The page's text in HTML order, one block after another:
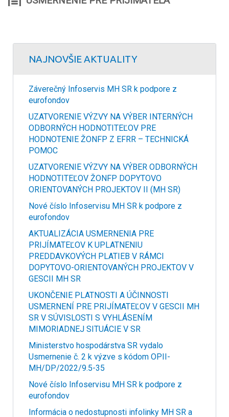
NAJNOVŠIE AKTUALITY
Záverečný Infoservis MH SR k podpore z
eurofondov
UZATVORENIE VÝZVY NA VÝBER INTERNÝCH
ODBORNÝCH HODNOTITEĽOV PRE
HODNOTENIE ŽONFP Z EFRR – TECHNICKÁ
POMOC
UZATVORENIE VÝZVY NA VÝBER ODBORNÝCH
HODNOTITEĽOV ŽONFP DOPYTOVO
ORIENTOVANÝCH PROJEKTOV II (MH SR)
Nové číslo Infoservisu MH SR k podpore z
eurofondov
AKTUALIZÁCIA USMERNENIA PRE
PRIJÍMATEĽOV K UPLATNENIU
PREDDAVKOVÝCH PLATIEB V RÁMCI
DOPYTOVO-ORIENTOVANÝCH PROJEKTOV V
GESCII MH SR
UKONČENIE PLATNOSTI A ÚČINNOSTI
USMERNENÍ PRE PRIJÍMATEĽOV V GESCII MH
SR V SÚVISLOSTI S VYHLÁSENÍM
MIMORIADNEJ SITUÁCIE V SR
Ministerstvo hospodárstva SR vydalo
Usmernenie č. 2 k výzve s kódom OPII-
MH/DP/2022/9.5-35
Nové číslo Infoservisu MH SR k podpore z
eurofondov
Informácia o nedostupnosti infolinky MH SR a